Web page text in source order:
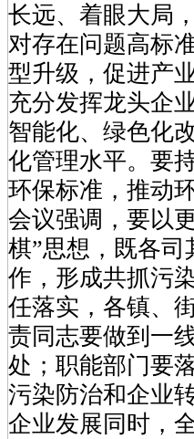
长远、着眼大局
对存在问题高标
型升级，促进产
充分发挥龙头企
智能化、绿色化
化管理水平。要
环保标准，推动
会议强调，要以
棋”思想，既各
作，形成共抓污
任落实，各镇、
责同志要做到一
处；职能部门要
污染防治和企业
企业发展同时，